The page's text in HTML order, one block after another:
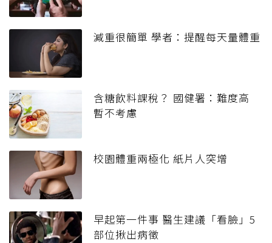
減重很簡單 學者：提醒每天量體重
含糖飲料課稅？ 國健署：難度高
暫不考慮
校園體重兩極化 紙片人突增
早起第一件事 醫生建議「看臉」5
部位揪出病徵